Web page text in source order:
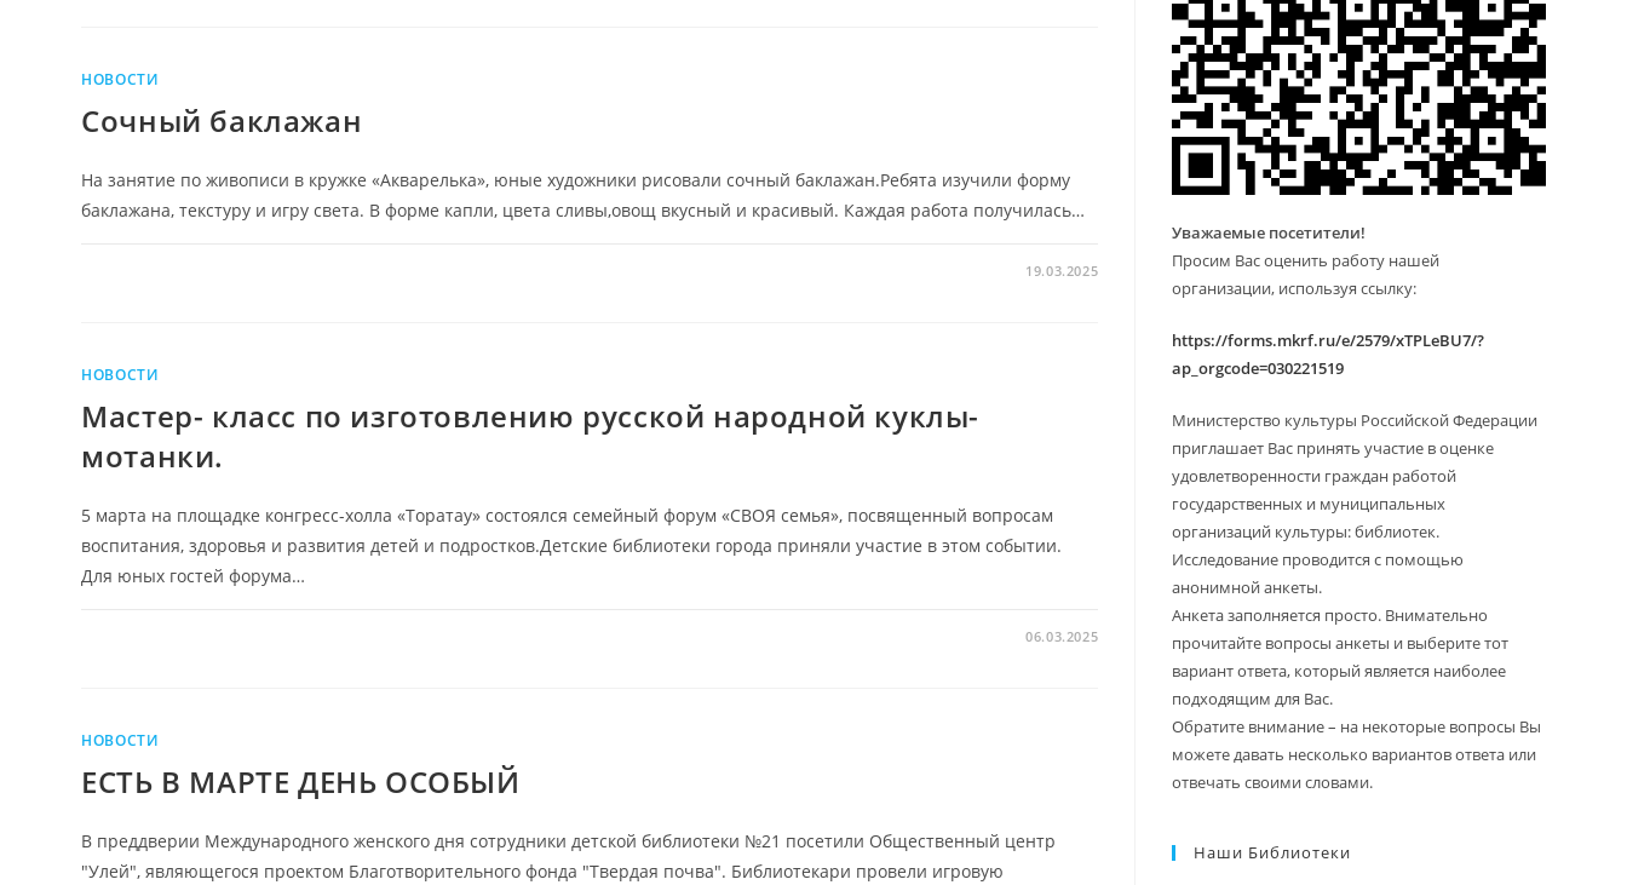
Уважаемые посетители!
Просим Вас оценить работу нашей
организации, используя ссылку:
https://forms.mkrf.ru/e/2579/xTPLeBU7/?
ap_orgcode=030221519
Министерство культуры Российской Федерации
приглашает Вас принять участие в оценке
удовлетворенности граждан работой
государственных и муниципальных
организаций культуры: библиотек.
Исследование проводится с помощью
анонимной анкеты.
Анкета заполняется просто. Внимательно
прочитайте вопросы анкеты и выберите тот
вариант ответа, который является наиболее
подходящим для Вас.
Обратите внимание – на некоторые вопросы Вы
можете давать несколько вариантов ответа или
отвечать своими словами.
Наши Библиотеки
НОВОСТИ
Сочный баклажан
На занятие по живописи в кружке «Акварелька», юные художники рисовали сочный баклажан.Ребята изучили форму
баклажана, текстуру и игру света. В форме капли, цвета сливы,овощ вкусный и красивый. Каждая работа получилась…
19.03.2025
НОВОСТИ
Мастер- класс по изготовлению русской народной куклы-
мотанки.
5 марта на площадке конгресс-холла «Торатау» состоялся семейный форум «СВОЯ семья», посвященный вопросам
воспитания, здоровья и развития детей и подростков.Детские библиотеки города приняли участие в этом событии.
Для юных гостей форума…
06.03.2025
НОВОСТИ
ЕСТЬ В МАРТЕ ДЕНЬ ОСОБЫЙ
В преддверии Международного женского дня сотрудники детской библиотеки №21 посетили Общественный центр
"Улей", являющегося проектом Благотворительного фонда "Твердая почва". Библиотекари провели игровую